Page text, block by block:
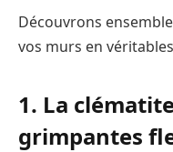
Découvrons
vos murs en
1. La
grimpantes